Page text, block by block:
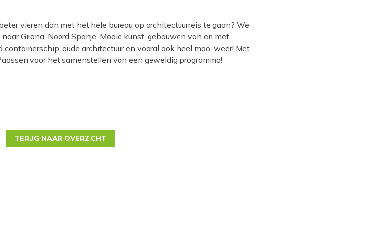
vieren dan met het hele bureau op architectuurreis te gaan? We
Girona, Noord Spanje. Mooie kunst, gebouwen van en met
oude architectuur en vooral ook heel mooi weer! Met
voor het samenstellen van een geweldig programma!
TERUG NAAR OVERZICHT